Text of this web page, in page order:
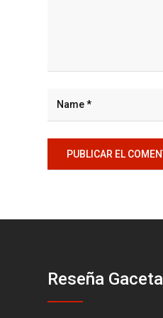
Reseña Gaceta